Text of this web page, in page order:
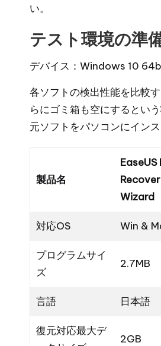
い。
テスト環境の準
デバイス：Windows 10
各ソフトの検出性能を比較
らにゴミ箱も空にするとい
元ソフトをパソコンにイン
製品名
Wizard
対応OS Win &
プログラムサイ
ズ
2.7MB
言語 日本語
復元対応最大デ
2GB